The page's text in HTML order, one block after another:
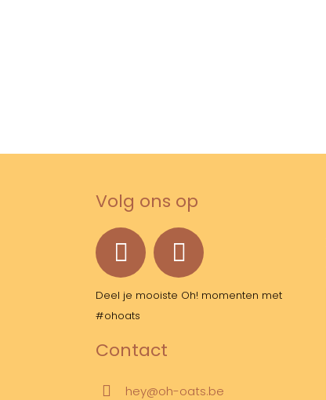
Volg ons op
Deel je mooiste Oh! momenten met
#ohoats
Contact
hey@oh-oats.be